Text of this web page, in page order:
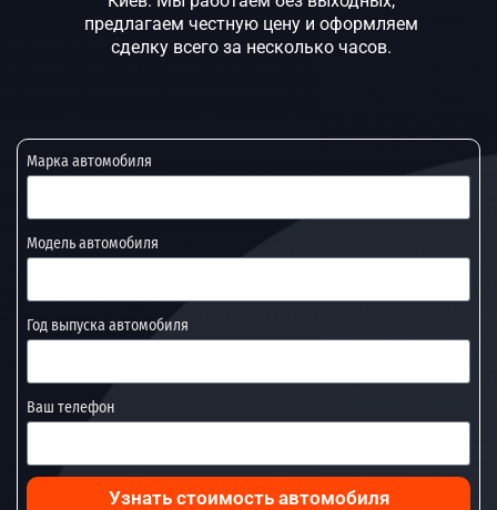
предлагаем честную цену и оформляем
сделку всего за несколько часов.
Марка автомобиля
Модель автомобиля
Год выпуска автомобиля
Ваш телефон
Узнать стоимость автомобиля